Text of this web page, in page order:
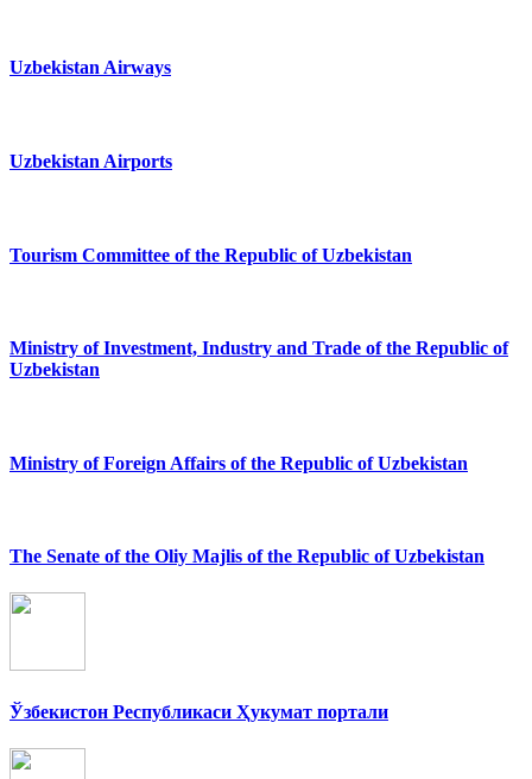
Uzbekistan Airways
Uzbekistan Airports
Tourism Committee of the Republic of Uzbekistan
Ministry of Investment, Industry and Trade of the Republic of
Uzbekistan
Ministry of Foreign Affairs of the Republic of Uzbekistan
The Senate of the Oliy Majlis of the Republic of Uzbekistan
Ўзбекистон Республикаси Ҳукумат портали